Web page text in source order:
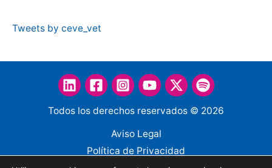
Tweets by ceve_vet
Todos los derechos reservados © 2026
Aviso Legal
Política de Privacidad